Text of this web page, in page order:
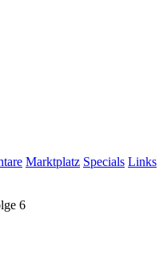
Marktplatz Specials Links
6